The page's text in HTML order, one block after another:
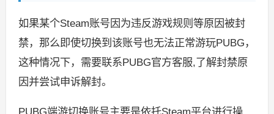
如果某个Steam账号因为违反游戏规则等原因被封
禁，那么即使切换到该账号也无法正常游玩PUBG，
这种情况下，需要联系PUBG官方客服,了解封禁原
因并尝试申诉解封。
PUBG端游切换账号主要是依托Steam平台进行操